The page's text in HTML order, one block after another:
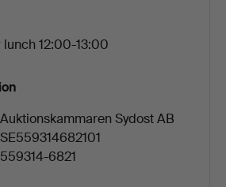
12:00-13:00
Auktionskammaren Sydost AB
SE559314682101
559314-6821